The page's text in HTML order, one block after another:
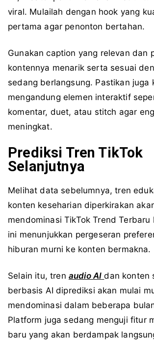
viral. Mulailah dengan hook yang
pertama agar penonton bertahan.
Gunakan caption yang relevan dan
kontennya menarik serta sesuai
sedang berlangsung. Pastikan juga
mengandung elemen interaktif
komentar, duet, atau stitch agar
meningkat.
Prediksi Tren TikTok
Selanjutnya
Melihat data sebelumnya, tren
konten keseharian diperkirakan
mendominasi TikTok Trend Terbaru
ini menunjukkan pergeseran
hiburan murni ke konten bermakna.
Selain itu, tren audio AI dan konten
berbasis AI diprediksi akan mulai
mendominasi dalam beberapa
Platform juga sedang menguji fitur
baru yang akan berdampak